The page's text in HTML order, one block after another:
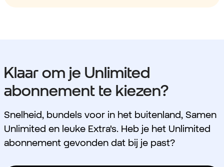
Klaar om je Unlimited
abonnement te kiezen?
Snelheid, bundels voor in het buitenland, Samen
Unlimited en leuke Extra's. Heb je het Unlimited
abonnement gevonden dat bij je past?